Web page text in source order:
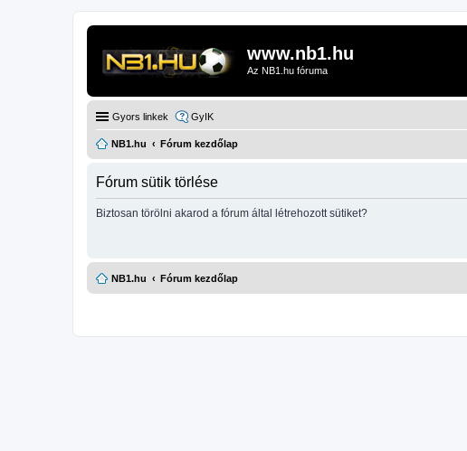
www.nb1.hu
Az NB1.hu fóruma
Gyors linkek GyIK
NB1.hu Fórum kezdőlap
Fórum sütik törlése
Biztosan törölni akarod a fórum által létrehozott sütiket?
NB1.hu Fórum kezdőlap